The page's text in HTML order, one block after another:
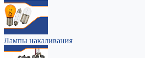
Лампы накаливания